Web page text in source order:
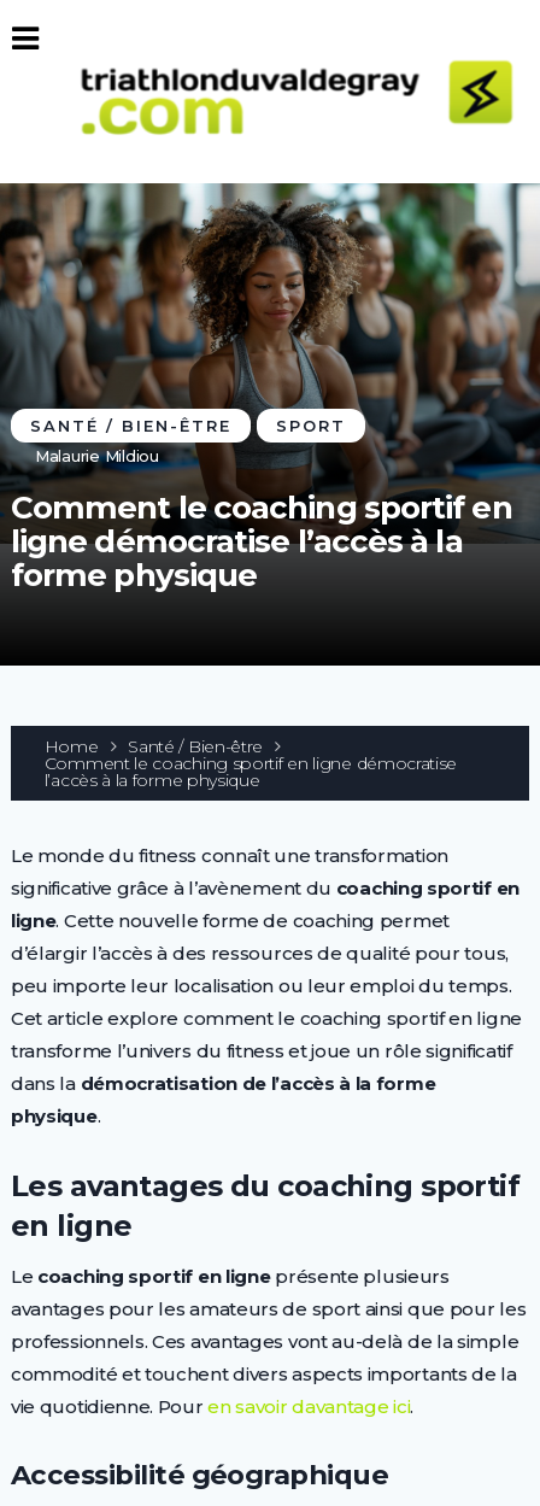
SANTÉ / BIEN-ÊTRE
SPORT
Malaurie Mildiou
Comment le coaching sportif en
ligne démocratise l’accès à la
forme physique
Home Santé / Bien-être
Comment le coaching sportif en ligne démocratise
l’accès à la forme physique
Le monde du fitness connaît une transformation
significative grâce à l’avènement du coaching sportif en
ligne. Cette nouvelle forme de coaching permet
d’élargir l’accès à des ressources de qualité pour tous,
peu importe leur localisation ou leur emploi du temps.
Cet article explore comment le coaching sportif en ligne
transforme l’univers du fitness et joue un rôle significatif
dans la démocratisation de l’accès à la forme
physique.
Les avantages du coaching sportif
en ligne
Le coaching sportif en ligneprésente plusieurs
avantages pour les amateurs de sport ainsi que pour les
professionnels. Ces avantages vont au-delà de la simple
commodité et touchent divers aspects importants de la
vie quotidienne. Pouren savoir davantage ici.
Accessibilité géographique